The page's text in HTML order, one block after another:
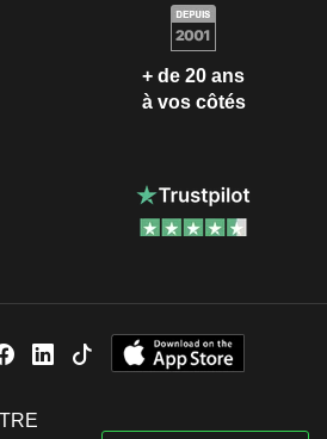
+ de 20 ans
à vos côtés